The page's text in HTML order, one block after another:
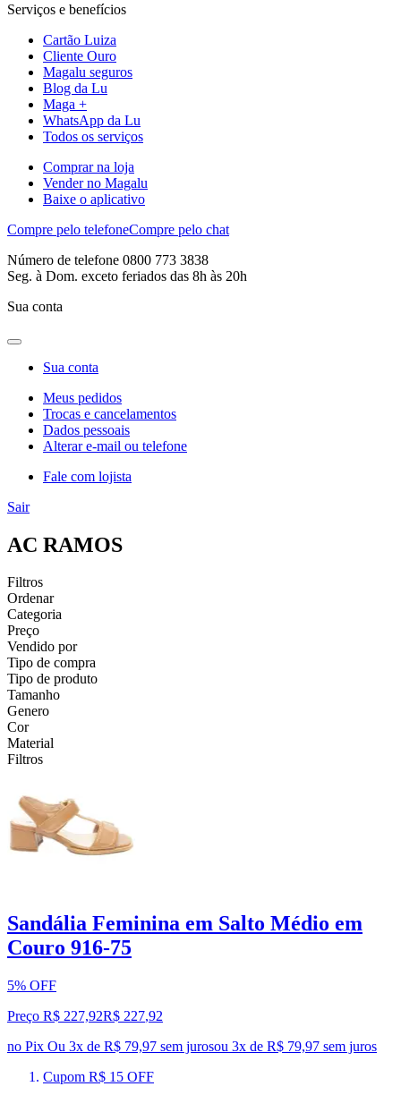
Serviços e benefícios
Cartão Luiza
Cliente Ouro
Magalu seguros
Blog da Lu
Maga +
WhatsApp da Lu
Todos os serviços
Comprar na loja
Vender no Magalu
Baixe o aplicativo
Compre pelo telefoneCompre pelo chat
Número de telefone 0800 773 3838
Seg. à Dom. exceto feriados das 8h às 20h
Sua conta
Sua conta
Meus pedidos
Trocas e cancelamentos
Dados pessoais
Alterar e-mail ou telefone
Fale com lojista
Sair
AC RAMOS
Filtros
Ordenar
Categoria
Preço
Vendido por
Tipo de compra
Tipo de produto
Tamanho
Genero
Cor
Material
Filtros
Sandália Feminina em Salto Médio em
Couro 916-75
5% OFF
Preço R$ 227,92R$ 227,92
no Pix Ou 3x de R$ 79,97 sem jurosou 3x de R$ 79,97 sem juros
Cupom R$ 15 OFF